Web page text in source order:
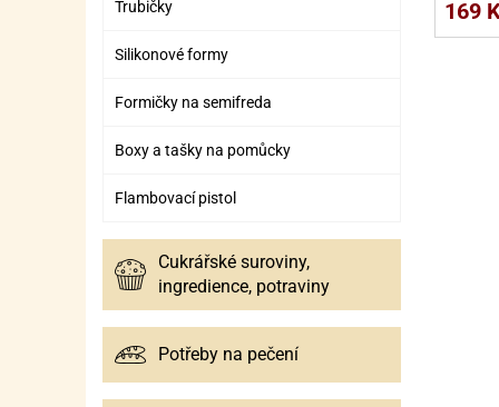
Trubičky
Silikonové formy
Formičky na semifreda
Boxy a tašky na pomůcky
Flambovací pistol
Cukrářské suroviny,
ingredience, potraviny
Potřeby na pečení
169